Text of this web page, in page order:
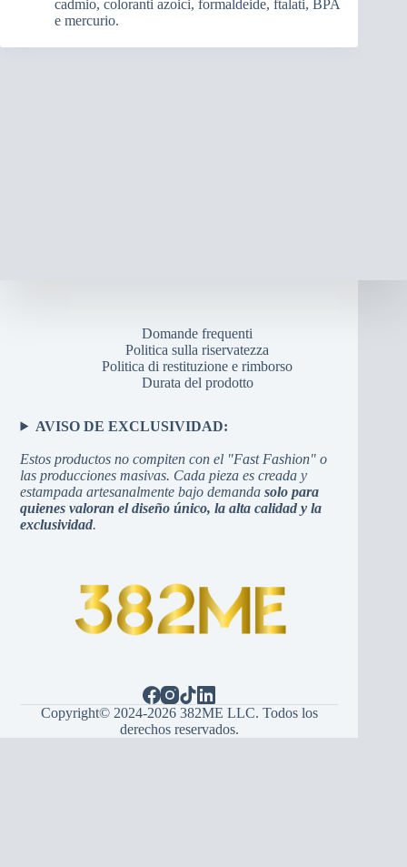
cadmio, coloranti azoici, formaldeide, ftalati, BPA
e mercurio.
Domande frequenti
Politica sulla riservatezza
Politica di restituzione e rimborso
Durata del prodotto
AVISO DE EXCLUSIVIDAD:
Estos productos no compiten con el "Fast Fashion" o
las producciones masivas. Cada pieza es creada y
estampada artesanalmente bajo demandasolo para
quienes valoran el diseño único, la alta calidad y la
exclusividad.
Copyright© 2024-2026 382ME LLC. Todos los
derechos reservados.